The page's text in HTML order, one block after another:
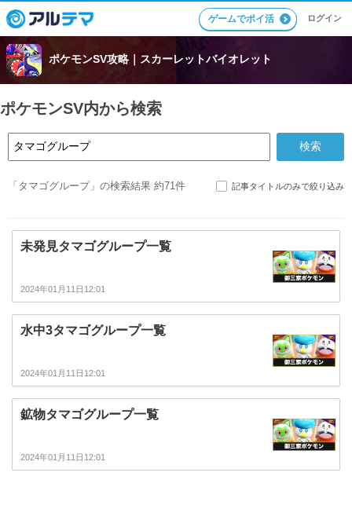
ゲームでポイ活 ログイン
ポケモンSV攻略｜スカーレットバイオレット
ポケモンSV内から検索
「タマゴグループ」の検索結果 約71件 記事タイトルのみで絞り込み
未発見タマゴグループ一覧
2024年01月11日12:01
水中3タマゴグループ一覧
2024年01月11日12:01
鉱物タマゴグループ一覧
2024年01月11日12:01